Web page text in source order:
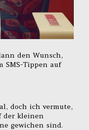
den Wunsch,
SMS-Tippen auf
doch ich vermute,
der kleinen
gewichen sind.